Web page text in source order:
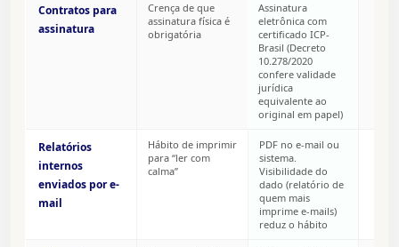
Contratos para
assinatura
Crença de que
assinatura física é
obrigatória
Assinatura
eletrônica com
certificado ICP-
Brasil (Decreto
10.278/2020
confere validade
jurídica
equivalente ao
original em papel)
Relatórios
internos
enviados por e-
mail
Hábito de imprimir
para “ler com
calma”
PDF no e-mail ou
sistema.
Visibilidade do
dado (relatório de
quem mais
imprime e-mails)
reduz o hábito